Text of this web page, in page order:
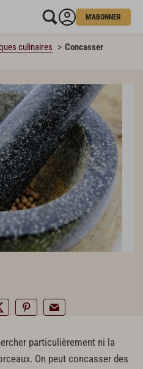
M'ABONNER
culinaires Concasser
particulièrement ni la
On peut concasser des